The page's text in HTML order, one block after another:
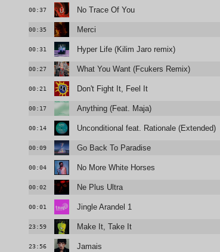
00:37 No Trace Of You
00:35 Merci
00:31 Hyper Life (Kilim Jaro remix)
00:27 What You Want (Fcukers Remix)
00:21 Don't Fight It, Feel It
00:17 Anything (Feat. Maja)
00:14 Unconditional feat. Rationale (Extended)
00:09 Go Back To Paradise
00:04 No More White Horses
00:02 Ne Plus Ultra
00:01 Jingle Arandel 1
23:59 Make It, Take It
23:56 Jamais